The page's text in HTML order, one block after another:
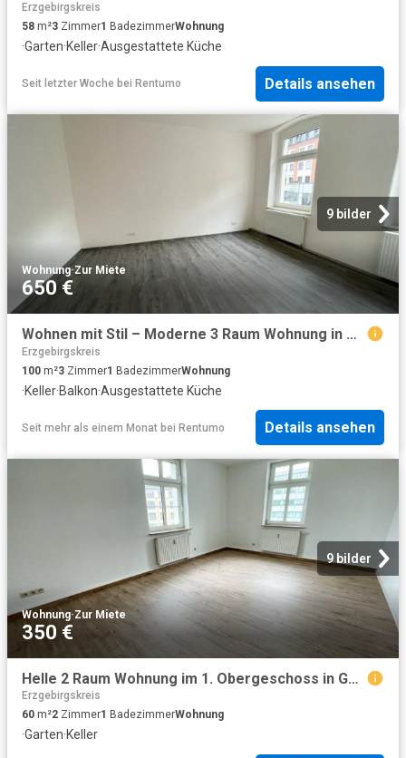
Erzgebirgskreis
58 m²3 Zimmer1 BadezimmerWohnung
·Garten·Keller·Ausgestattete Küche
Seit letzter Woche bei Rentumo Details ansehen
9 bilder
Wohnung·Zur Miete
650 €
Wohnen mit Stil – Moderne 3 Raum Wohnung in Aue
Erzgebirgskreis
100 m²3 Zimmer1 BadezimmerWohnung
·Keller·Balkon·Ausgestattete Küche
Seit mehr als einem Monat bei Rentumo Details ansehen
9 bilder
Wohnung·Zur Miete
350 €
Helle 2 Raum Wohnung im 1. Obergeschoss in Gornsdorf!
Erzgebirgskreis
60 m²2 Zimmer1 BadezimmerWohnung
·Garten·Keller